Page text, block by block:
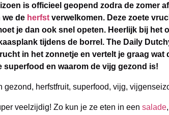
is officieel geopend zodra de zomer
we de herfst verwelkomen. Deze zoete
je dan ook snel opeten. Heerlijk bij het
tijdens de borrel. The Daily
in het zonnetje en vertelt je graag wat
superfood en waarom de vijg gezond is!
veelzijdig! Zo kun je ze eten in een salade